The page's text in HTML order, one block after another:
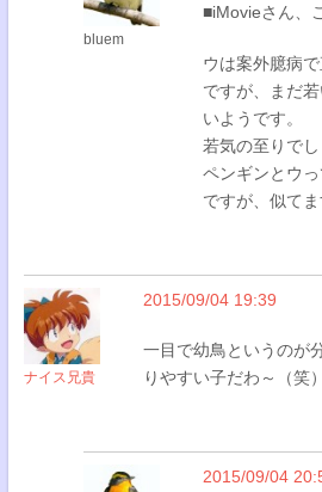
bluem
■iMovieさん、
ウは案外臆病
ですが、まだ
いようです。
若気の至りで
ペンギンとウ
ですが、似て
ナイス兄貴
2015/09/04 19:39
一目で幼鳥というのが
りやすい子だわ～（笑）
2015/09/04